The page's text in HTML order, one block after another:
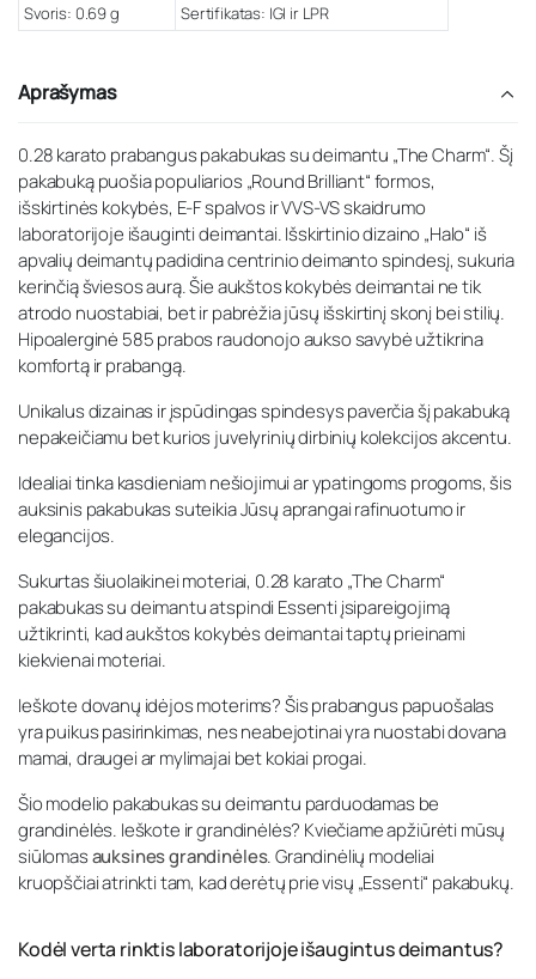
Svoris: 0.69 g
Sertifikatas: IGI ir LPR
Aprašymas
0.28 karato prabangus pakabukas su deimantu „The Charm“. Šį
pakabuką puošia populiarios „Round Brilliant“ formos,
išskirtinės kokybės, E-F spalvos ir VVS-VS skaidrumo
laboratorijoje išauginti deimantai. Išskirtinio dizaino „Halo“ iš
apvalių deimantų padidina centrinio deimanto spindesį, sukuria
kerinčią šviesos aurą. Šie aukštos kokybės deimantai ne tik
atrodo nuostabiai, bet ir pabrėžia jūsų išskirtinį skonį bei stilių.
Hipoalerginė 585 prabos raudonojo aukso savybė užtikrina
komfortą ir prabangą.
Unikalus dizainas ir įspūdingas spindesys paverčia šį pakabuką
nepakeičiamu bet kurios juvelyrinių dirbinių kolekcijos akcentu.
Idealiai tinka kasdieniam nešiojimui ar ypatingoms progoms, šis
auksinis pakabukas suteikia Jūsų aprangai rafinuotumo ir
elegancijos.
Sukurtas šiuolaikinei moteriai, 0.28 karato „The Charm“
pakabukas su deimantu atspindi Essenti įsipareigojimą
užtikrinti, kad aukštos kokybės deimantai taptų prieinami
kiekvienai moteriai.
Ieškote dovanų idėjos moterims? Šis prabangus papuošalas
yra puikus pasirinkimas, nes neabejotinai yra nuostabi dovana
mamai, draugei ar mylimajai bet kokiai progai.
Šio modelio pakabukas su deimantu parduodamas be
grandinėlės. Ieškote ir grandinėlės? Kviečiame apžiūrėti mūsų
siūlomasauksines grandinėles. Grandinėlių modeliai
kruopščiai atrinkti tam, kad derėtų prie visų „Essenti“ pakabukų.
Kodėl verta rinktis laboratorijoje išaugintus deimantus?